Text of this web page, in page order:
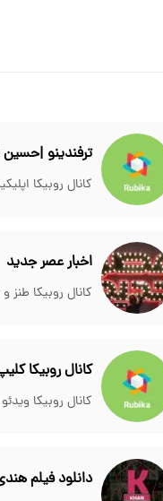
ترفندینو
کانال روبیکا
اخبار عصر جدید
کانال روبیکا طنز
کانال روبیکا
کانال روبیکا ویدئو
دانلود فیلم